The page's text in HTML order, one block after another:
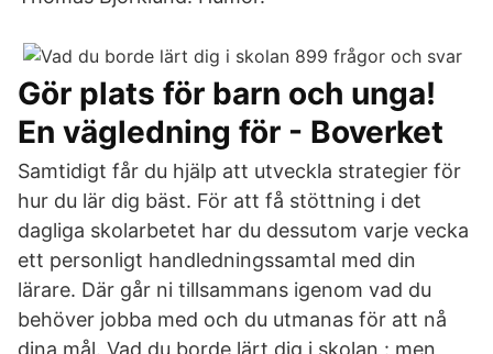
Gör plats för barn och unga!
En vägledning för - Boverket
Samtidigt får du hjälp att utveckla strategier för
hur du lär dig bäst. För att få stöttning i det
dagliga skolarbetet har du dessutom varje vecka
ett personligt handledningssamtal med din
lärare. Där går ni tillsammans igenom vad du
behöver jobba med och du utmanas för att nå
dina mål. Vad du borde lärt dig i skolan : men